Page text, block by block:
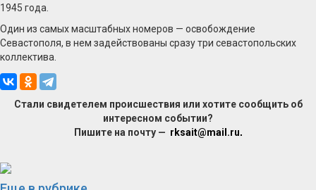
1945 года.
Один из самых масштабных номеров — освобождение
Севастополя, в нем задействованы сразу три севастопольских
коллектива.
Стали свидетелем происшествия или хотите сообщить об
интересном событии?
Пишите на почту — rksait@mail.ru.